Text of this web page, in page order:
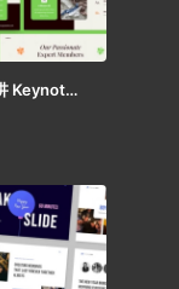
婴幼儿产品推介演示文稿主题演讲 Keynote 模板